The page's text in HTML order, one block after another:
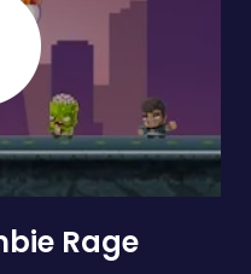
Rage